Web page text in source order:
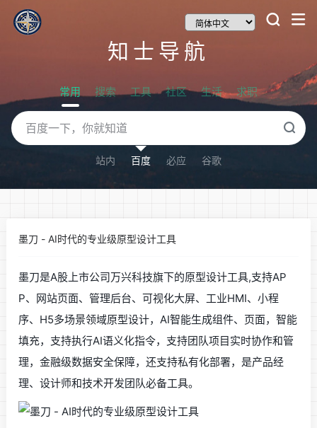
知士导航
常用 搜索 工具 社区 生活 求职
站内 百度 必应 谷歌
墨刀 - AI时代的专业级原型设计工具
墨刀是A股上市公司万兴科技旗下的原型设计工具,支持AP
P、网站页面、管理后台、可视化大屏、工业HMI、小程
序、H5多场景领域原型设计，AI智能生成组件、页面，智能
填充，支持执行AI语义化指令，支持团队项目实时协作和管
理，金融级数据安全保障，还支持私有化部署，是产品经
理、设计师和技术开发团队必备工具。